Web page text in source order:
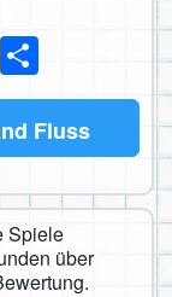
Email
Fluss
Spiele
über